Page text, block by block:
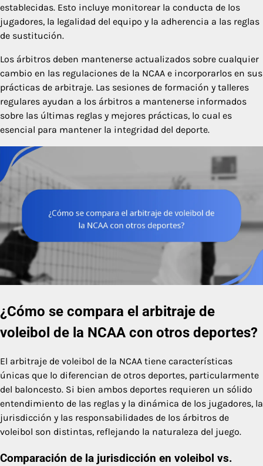
establecidas. Esto incluye monitorear la conducta de los
jugadores, la legalidad del equipo y la adherencia a las reglas
de sustitución.
Los árbitros deben mantenerse actualizados sobre cualquier
cambio en las regulaciones de la NCAA e incorporarlos en sus
prácticas de arbitraje. Las sesiones de formación y talleres
regulares ayudan a los árbitros a mantenerse informados
sobre las últimas reglas y mejores prácticas, lo cual es
esencial para mantener la integridad del deporte.
¿Cómo se compara el arbitraje de
voleibol de la NCAA con otros deportes?
El arbitraje de voleibol de la NCAA tiene características
únicas que lo diferencian de otros deportes, particularmente
del baloncesto. Si bien ambos deportes requieren un sólido
entendimiento de las reglas y la dinámica de los jugadores, la
jurisdicción y las responsabilidades de los árbitros de
voleibol son distintas, reflejando la naturaleza del juego.
Comparación de la jurisdicción en voleibol vs.